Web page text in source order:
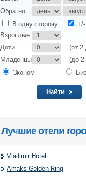
Обратно
В одну сторону
Взрослые
Дети
(от 2
Младенцы
(до 2
Эконом
Найти
Лучшие отели
Vladimir Hotel
Amaks Golden Ring